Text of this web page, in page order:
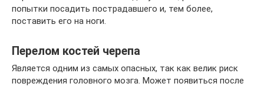
попытки посадить пострадавшего и, тем более,
поставить его на ноги.
Перелом костей черепа
Является одним из самых опасных, так как велик риск
повреждения головного мозга. Может появиться после